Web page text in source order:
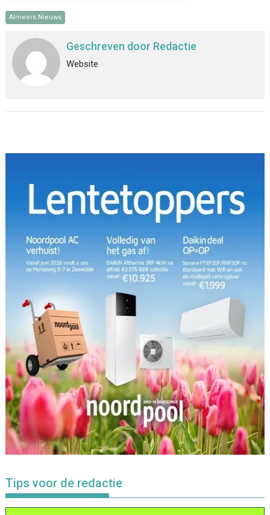
Almeers Nieuws
Geschreven door Redactie
Website
Tips voor de redactie